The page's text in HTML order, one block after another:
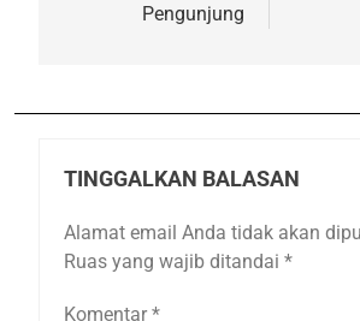
Pengunjung
TINGGALKAN BALASAN
Alamat email Anda tidak akan
Ruas yang wajib ditandai *
Komentar *